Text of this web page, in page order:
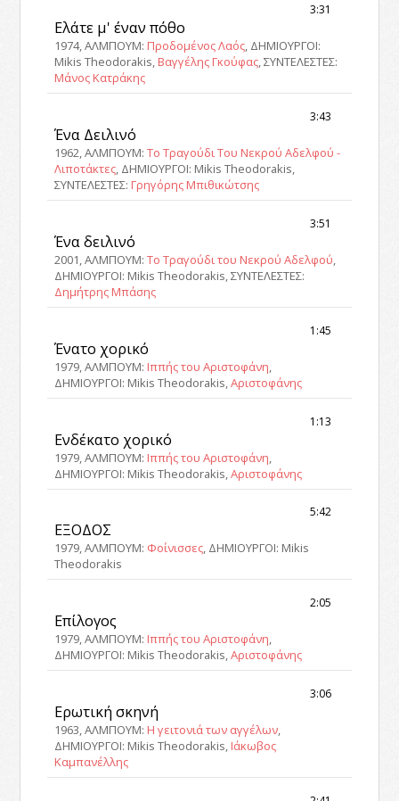
3:31
Ελάτε μ' έναν πόθο
1974, ΑΛΜΠΟΥΜ: Προδομένος Λαός, ΔΗΜΙΟΥΡΓΟΙ:
Mikis Theodorakis, Βαγγέλης Γκούφας, ΣΥΝΤΕΛΕΣΤΕΣ:
Μάνος Κατράκης
3:43
Ένα Δειλινό
1962, ΑΛΜΠΟΥΜ:Το Τραγούδι Του Νεκρού Αδελφού -
Λιποτάκτες, ΔΗΜΙΟΥΡΓΟΙ: Mikis Theodorakis,
ΣΥΝΤΕΛΕΣΤΕΣ: Γρηγόρης Μπιθικώτσης
3:51
Ένα δειλινό
2001, ΑΛΜΠΟΥΜ:Το Τραγούδι του Νεκρού Αδελφού,
ΔΗΜΙΟΥΡΓΟΙ: Mikis Theodorakis, ΣΥΝΤΕΛΕΣΤΕΣ:
Δημήτρης Μπάσης
1:45
Ένατο χορικό
1979, ΑΛΜΠΟΥΜ: Ιππής του Αριστοφάνη
ΔΗΜΙΟΥΡΓΟΙ: Mikis Theodorakis,Αριστοφάνης
1:13
Ενδέκατο χορικό
1979, ΑΛΜΠΟΥΜ: Ιππής του Αριστοφάνη
ΔΗΜΙΟΥΡΓΟΙ: Mikis Theodorakis,Αριστοφάνης
5:42
ΕΞΟΔΟΣ
1979, ΑΛΜΠΟΥΜ: Φοίνισσες, ΔΗΜΙΟΥΡΓΟΙ: Mikis
Theodorakis
2:05
Επίλογος
1979, ΑΛΜΠΟΥΜ: Ιππής του Αριστοφάνη,
ΔΗΜΙΟΥΡΓΟΙ: Mikis Theodorakis,Αριστοφάνης
3:06
Ερωτική σκηνή
1963, ΑΛΜΠΟΥΜ: Η γειτονιά των αγγέλων,
ΔΗΜΙΟΥΡΓΟΙ: Mikis Theodorakis, Ιάκωβος
Καμπανέλλης